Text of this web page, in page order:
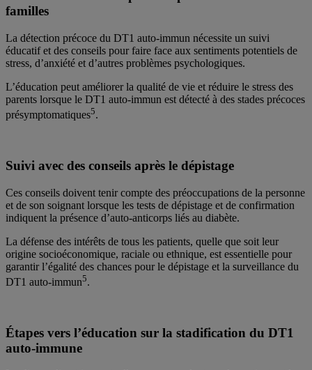
familles
La détection précoce du DT1 auto-immun nécessite un suivi
éducatif et des conseils pour faire face aux sentiments potentiels de
stress, d’anxiété et d’autres problèmes psychologiques.
L’éducation peut améliorer la qualité de vie et réduire le stress des
parents lorsque le DT1 auto-immun est détecté à des stades précoces
présymptomatiques5.
Suivi avec des conseils après le dépistage
Ces conseils doivent tenir compte des préoccupations de la personne
et de son soignant lorsque les tests de dépistage et de confirmation
indiquent la présence d’auto-anticorps liés au diabète.
La défense des intérêts de tous les patients, quelle que soit leur
origine socioéconomique, raciale ou ethnique, est essentielle pour
garantir l’égalité des chances pour le dépistage et la surveillance du
DT1 auto-immun5.
Étapes vers l’éducation sur la stadification du DT1
auto-immune